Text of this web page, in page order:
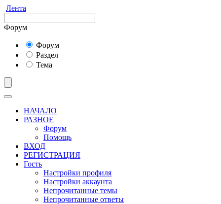
Лента
Форум
Форум
Раздел
Тема
НАЧАЛО
РАЗНОЕ
Форум
Помощь
ВХОД
РЕГИСТРАЦИЯ
Гость
Настройки профиля
Настройки аккаунта
Непрочитанные темы
Непрочитанные ответы